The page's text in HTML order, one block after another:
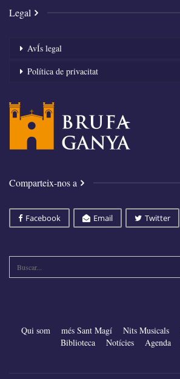
Legal
AvÍs legal
Política de privacitat
Comparteix-nos a
Facebook Email Twitter
Qui som més Sant Magí Nits Musicals
Biblioteca
Notícies Agenda